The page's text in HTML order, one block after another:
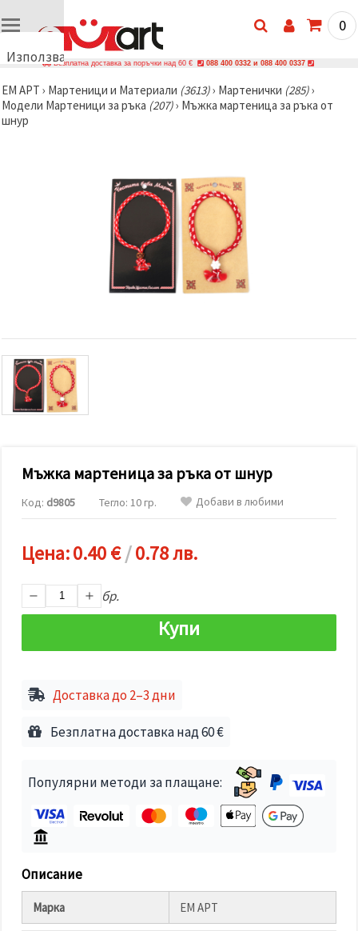
Използваме
🍪
Използваме
бисквитки
показваме
релевантно
съдържание
и реклами,
включително
с помощта
маркетинг.
Можеш да
използваме
всички
като
"Приеми
посочиш
"Настройки",
дадения
бутона
Приеми
Настройки
бисквитките
0
Безплатна доставка за поръчки над 60 € 088 400 0332 и 088 400 0337
ЕМ АРТ › Мартеници и Материали (3613)› Мартенички (285)›
Модели Мартеници за ръка (207)› Мъжка мартеница за ръка от
шнур
Мъжка мартеница за ръка от шнур
Код: d9805 Тегло: 10 гр. Добави в любими
Цена:0.40 €/0.78 лв.
бр.
Купи
Доставка до 2–3 дни
Безплатна доставка над 60 €
Популярни методи за плащане:
Описание
Марка ЕМ АРТ